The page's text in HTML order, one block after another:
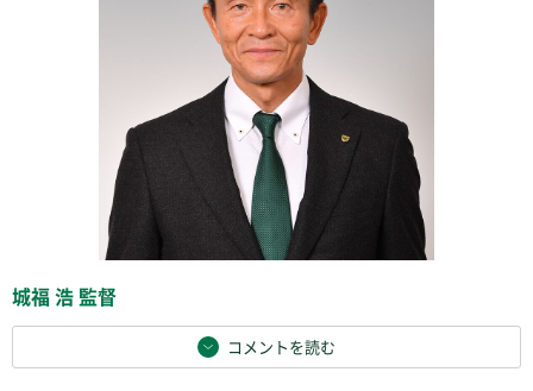
城福 浩 監督
コメントを読む